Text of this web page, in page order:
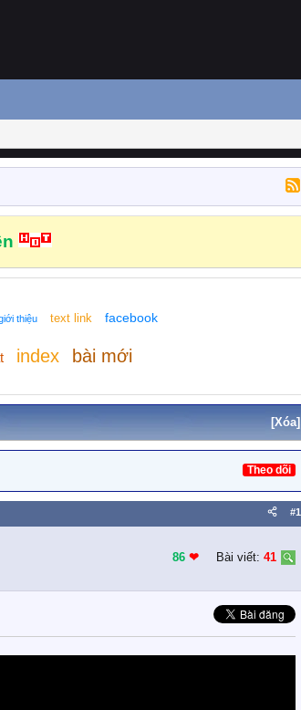
thiệu text link facebook
index bài mới
[Xóa]
Theo dõi
#1
86 ❤︎ Bài viết: 41